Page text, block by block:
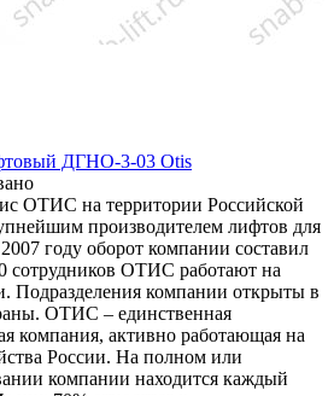
ДГНО-3-03 Otis
ОТИС на территории Российской
производителем лифтов для
году оборот компании составил
сотрудников ОТИС работают на
Подразделения компании открыты в
ОТИС – единственная
компания, активно работающая на
России. На полном или
компании находится каждый